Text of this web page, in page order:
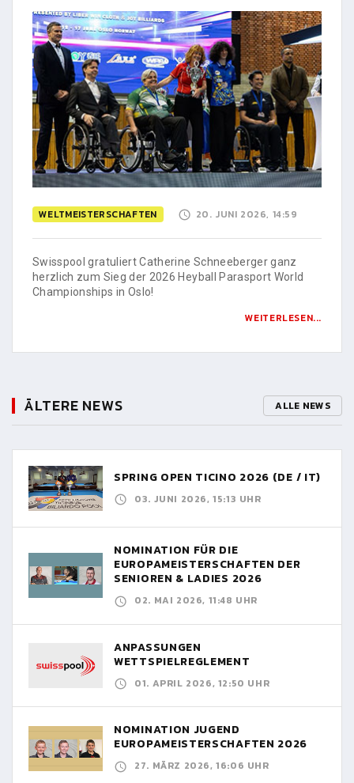
WELTMEISTERSCHAFTEN 20. JUNI 2026, 14:59
Swisspool gratuliert Catherine Schneeberger ganz
herzlich zum Sieg der 2026 Heyball Parasport World
Championships in Oslo!
WEITERLESEN...
ÄLTERE NEWS ALLE NEWS
SPRING OPEN TICINO 2026 (DE / IT)
03. JUNI 2026, 15:13 UHR
NOMINATION FÜR DIE
EUROPAMEISTERSCHAFTEN DER
SENIOREN & LADIES 2026
02. MAI 2026, 11:48 UHR
ANPASSUNGEN
WETTSPIELREGLEMENT
01. APRIL 2026, 12:50 UHR
NOMINATION JUGEND
EUROPAMEISTERSCHAFTEN 2026
27. MÄRZ 2026, 16:06 UHR